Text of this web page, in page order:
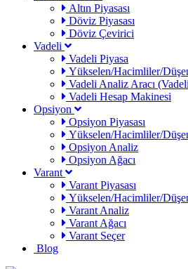
Altın Piyasası
Döviz Piyasası
Döviz Çevirici
Vadeli
Vadeli Piyasa
Yükselen/Hacimliler/
Vadeli Analiz Aracı
Vadeli Hesap Makinesi
Opsiyon
Opsiyon Piyasası
Yükselen/Hacimliler/
Opsiyon Analiz
Opsiyon Ağacı
Varant
Varant Piyasası
Yükselen/Hacimliler/
Varant Analiz
Varant Ağacı
Varant Seçer
Blog